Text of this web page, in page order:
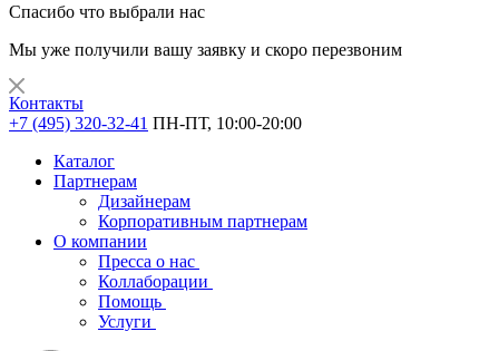
Спасибо что выбрали нас
Мы уже получили вашу заявку и скоро перезвоним
Контакты
+7 (495) 320-32-41 ПН-ПТ, 10:00-20:00
Каталог
Партнерам
Дизайнерам
Корпоративным партнерам
О компании
Пресса о нас
Коллаборации
Помощь
Услуги